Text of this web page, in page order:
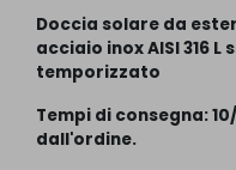
Doccia solare da
acciaio inox AISI 316
temporizzato
Tempi di consegna:
dall'ordine.